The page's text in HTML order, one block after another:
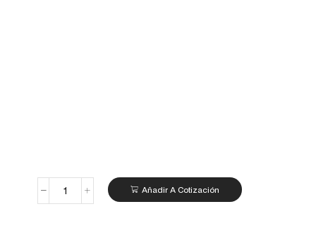
Añadir A Cotización